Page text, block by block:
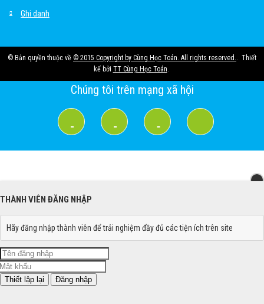
Ghi danh
© Bản quyền thuộc về © 2015 Copyright by Cùng Học Toán. All rights reserved.
Thiết
kế bởi TT Cùng Học Toán
Chúng tôi trên mạng xã hội
THÀNH VIÊN ĐĂNG NHẬP
Hãy đăng nhập thành viên để trải nghiệm đầy đủ các tiện ích trên site
Đăng nhập